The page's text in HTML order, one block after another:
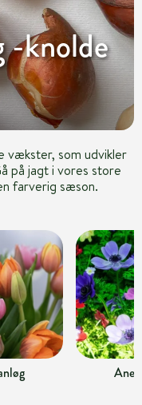
-knolde
vækster, som udvikler
på jagt i vores store
farverig sæson.